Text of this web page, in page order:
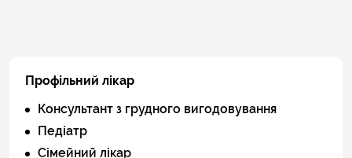
Профільний лікар
Консультант з грудного вигодовування
Педіатр
Сімейний лікар